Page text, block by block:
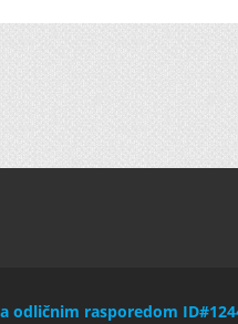
odličnim rasporedom